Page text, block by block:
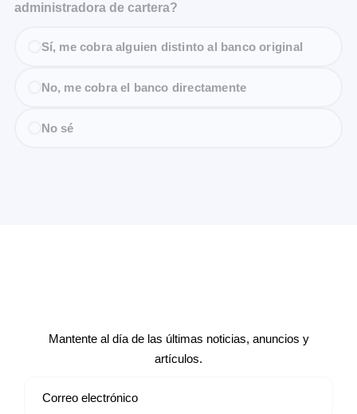
administradora de cartera?
Sí, me cobra alguien distinto al banco original
No, me cobra el banco directamente
No sé
Mantente al día de las últimas noticias, anuncios y
artículos.